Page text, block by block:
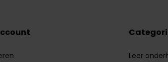
Leer